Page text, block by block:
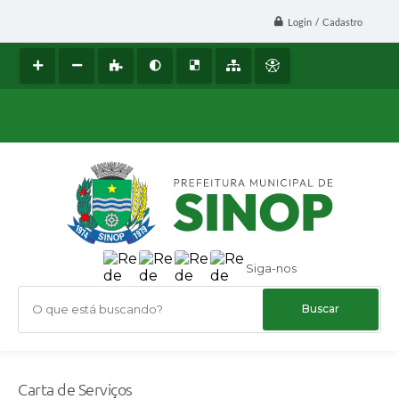
Login / Cadastro
Siga-nos
O que está buscando?
Carta de Serviços